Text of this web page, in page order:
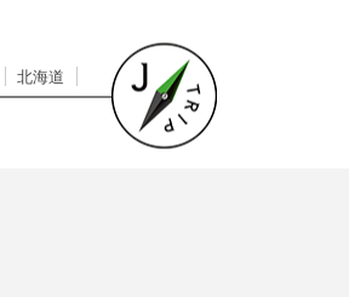
北海道